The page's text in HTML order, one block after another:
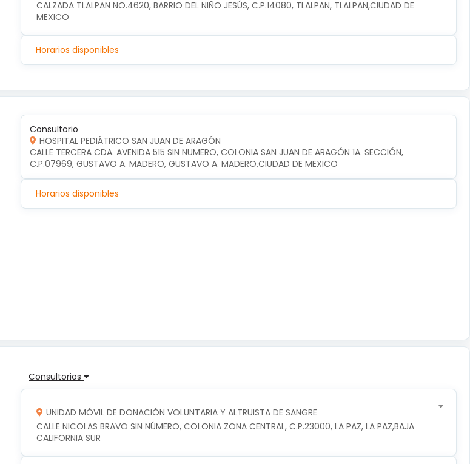
CALZADA TLALPAN NO.4620, BARRIO DEL NIÑO JESÚS, C.P.14080, TLALPAN, TLALPAN,CIUDAD DE
MEXICO
Horarios disponibles
Consultorio
HOSPITAL PEDIÁTRICO SAN JUAN DE ARAGÓN
CALLE TERCERA CDA. AVENIDA 515 SIN NUMERO, COLONIA SAN JUAN DE ARAGÓN 1A. SECCIÓN,
C.P.07969, GUSTAVO A. MADERO, GUSTAVO A. MADERO,CIUDAD DE MEXICO
Horarios disponibles
Consultorios
UNIDAD MÓVIL DE DONACIÓN VOLUNTARIA Y ALTRUISTA DE SANGRE
CALLE NICOLAS BRAVO SIN NÚMERO, COLONIA ZONA CENTRAL, C.P.23000, LA PAZ, LA PAZ,BAJA
CALIFORNIA SUR